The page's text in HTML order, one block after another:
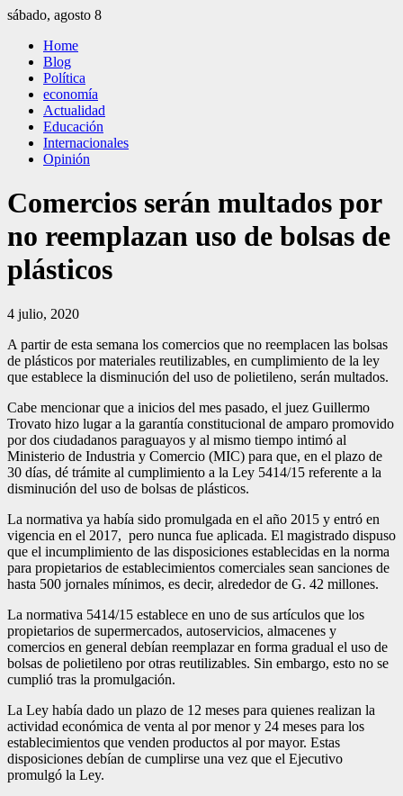
Saltar
contenido
sábado, agosto 8
El Independiente
El independiente Libre y Transparente
Home
Blog
Política
economía
Actualidad
Educación
Internacionales
Opinión
Comercios serán multados por
no reemplazan uso de bolsas de
plásticos
4 julio, 2020
A partir de esta semana los comercios que no reemplacen las bolsas
de plásticos por materiales reutilizables, en cumplimiento de la ley
que establece la disminución del uso de polietileno, serán multados.
Cabe mencionar que a inicios del mes pasado, el juez Guillermo
Trovato hizo lugar a la garantía constitucional de amparo promovido
por dos ciudadanos paraguayos y al mismo tiempo intimó al
Ministerio de Industria y Comercio (MIC) para que, en el plazo de
30 días, dé trámite al cumplimiento a la Ley 5414/15 referente a la
disminución del uso de bolsas de plásticos.
La normativa ya había sido promulgada en el año 2015 y entró en
vigencia en el 2017, pero nunca fue aplicada. El magistrado dispuso
que el incumplimiento de las disposiciones establecidas en la norma
para propietarios de establecimientos comerciales sean sanciones de
hasta 500 jornales mínimos, es decir, alrededor de G. 42 millones.
La normativa 5414/15 establece en uno de sus artículos que los
propietarios de supermercados, autoservicios, almacenes y
comercios en general debían reemplazar en forma gradual el uso de
bolsas de polietileno por otras reutilizables. Sin embargo, esto no se
cumplió tras la promulgación.
La Ley había dado un plazo de 12 meses para quienes realizan la
actividad económica de venta al por menor y 24 meses para los
establecimientos que venden productos al por mayor. Estas
disposiciones debían de cumplirse una vez que el Ejecutivo
promulgó la Ley.